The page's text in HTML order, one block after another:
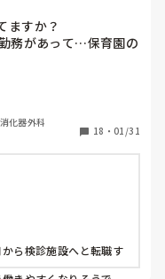
辞めるよ』とのこ
できますが
で学んでいきたいと
とが違うので、探して
るなら3年は基礎をつ
は即戦力を期待されま
ますか？
務があって…保育園の
化器外科
18 ・ 01/31
ら検診施設へと転職す